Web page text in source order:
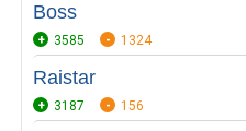
Boss
3585 1324
Raistar
3187 156